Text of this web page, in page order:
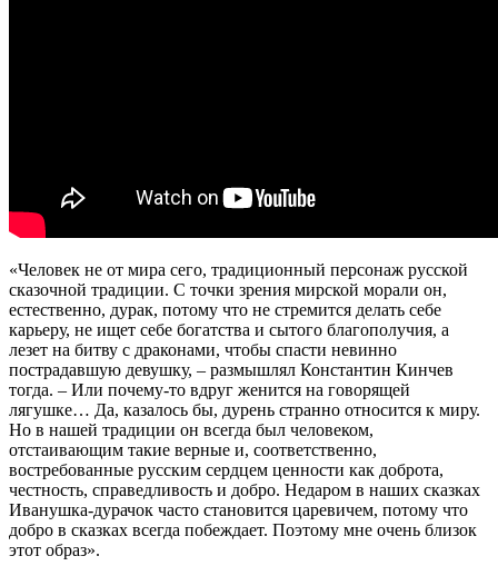
«Человек не от мира сего, традиционный персонаж русской
сказочной традиции. С точки зрения мирской морали он,
естественно, дурак, потому что не стремится делать себе
карьеру, не ищет себе богатства и сытого благополучия, а
лезет на битву с драконами, чтобы спасти невинно
пострадавшую девушку, – размышлял Константин Кинчев
тогда. – Или почему-то вдруг женится на говорящей
лягушке… Да, казалось бы, дурень странно относится к миру.
Но в нашей традиции он всегда был человеком,
отстаивающим такие верные и, соответственно,
востребованные русским сердцем ценности как доброта,
честность, справедливость и добро. Недаром в наших сказках
Иванушка-дурачок часто становится царевичем, потому что
добро в сказках всегда побеждает. Поэтому мне очень близок
этот образ».